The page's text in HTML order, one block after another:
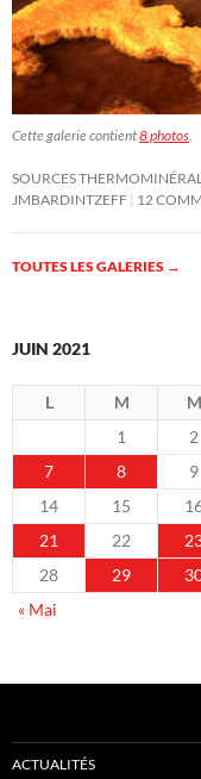
Cette galerie contient8 photos.
SOURCES
JMBARDINTZEFF 12
TOUTES LES GALERIES →
JUIN 2021
L M M
1
2
7
8 9
14
15
21
22
28
29
« Mai
ACTUALITÉS